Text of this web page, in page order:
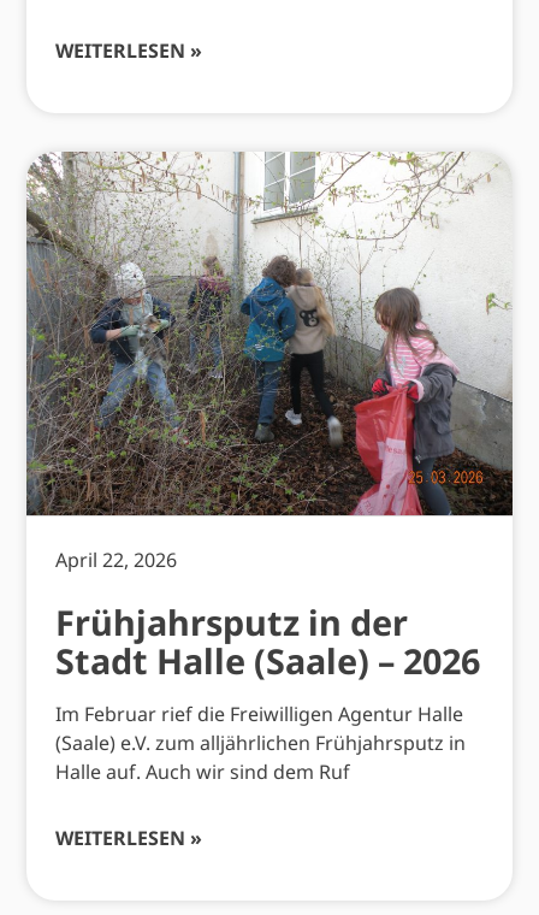
WEITERLESEN »
April 22, 2026
Frühjahrsputz in der
Stadt Halle (Saale) – 2026
Im Februar rief die Freiwilligen Agentur Halle
(Saale) e.V. zum alljährlichen Frühjahrsputz in
Halle auf. Auch wir sind dem Ruf
WEITERLESEN »